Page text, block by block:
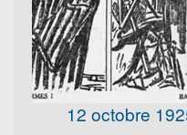
12 octobre